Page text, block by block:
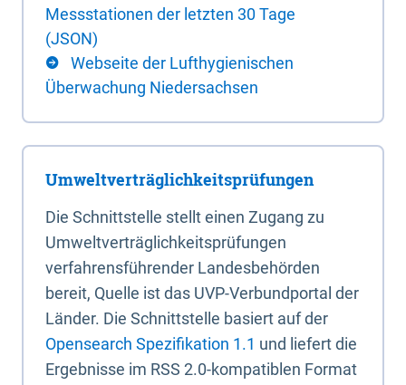
Messstationen der letzten 30 Tage
(JSON)
Webseite der Lufthygienischen
Überwachung Niedersachsen
Umweltverträglichkeitsprüfungen
Die Schnittstelle stellt einen Zugang zu
Umweltverträglichkeitsprüfungen
verfahrensführender Landesbehörden
bereit, Quelle ist das UVP-Verbundportal der
Länder. Die Schnittstelle basiert auf der
Opensearch Spezifikation 1.1 und liefert die
Ergebnisse im RSS 2.0-kompatiblen Format